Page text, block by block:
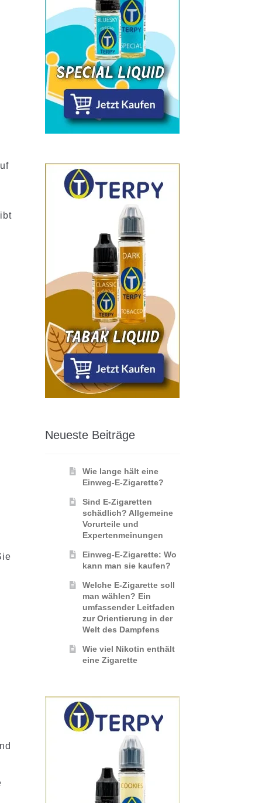
Neueste Beiträge
Wie lange hält eine
Einweg-E-Zigarette?
Sind E-Zigaretten
schädlich? Allgemeine
Vorurteile und
Expertenmeinungen
Einweg-E-Zigarette: Wo
kann man sie kaufen?
Welche E-Zigarette soll
man wählen? Ein
umfassender Leitfaden
zur Orientierung in der
Welt des Dampfens
Wie viel Nikotin enthält
eine Zigarette